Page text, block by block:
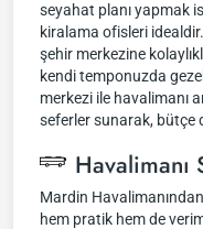
seyahat planı yapmak
kiralama ofisleri
şehir merkezine
kendi temponuzda
merkezi ile havalimanı
seferler sunarak, bütçe
Havalimanı
Mardin
hem pratik hem de